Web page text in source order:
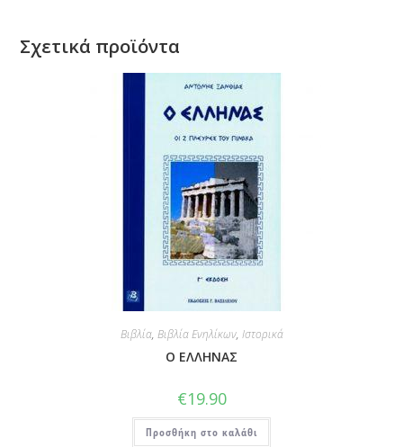
Σχετικά προϊόντα
Βιβλία, Βιβλία Ενηλίκων, Ιστορικά
Ο ΕΛΛΗΝΑΣ
€19.90
Προσθήκη στο καλάθι